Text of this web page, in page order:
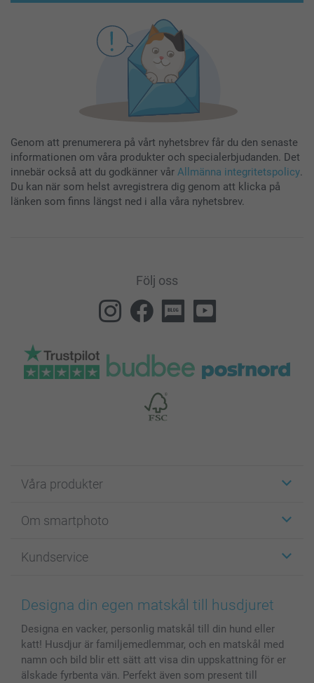
Genom att prenumerera på vårt nyhetsbrev får du den senaste
informationen om våra produkter och specialerbjudanden. Det
innebär också att du godkänner vår Allmänna integritetspolicy.
Du kan när som helst avregistrera dig genom att klicka på
länken som finns längst ned i alla våra nyhetsbrev.
Följ oss
Våra produkter
Fotokort
Fotoböcker
Bilder, Fotoförstoring & Fotohäften
MyNameBook
Fotoalmanackor & Fotoagenda
Fotoramar & Tillbehör
Om smartphoto
För affiliates
Cookie Policy
Villkor och garantier
Investor Relations
Kundservice
smartgaranti
Priser & betalning
Status på beställningar
Designa din egen matskål till husdjuret
Designa en vacker, personlig matskål till din hund eller
katt! Husdjur är familjemedlemmar, och en matskål med
namn och bild blir ett sätt att visa din uppskattning för er
älskade fyrbenta vän. Perfekt även som present till